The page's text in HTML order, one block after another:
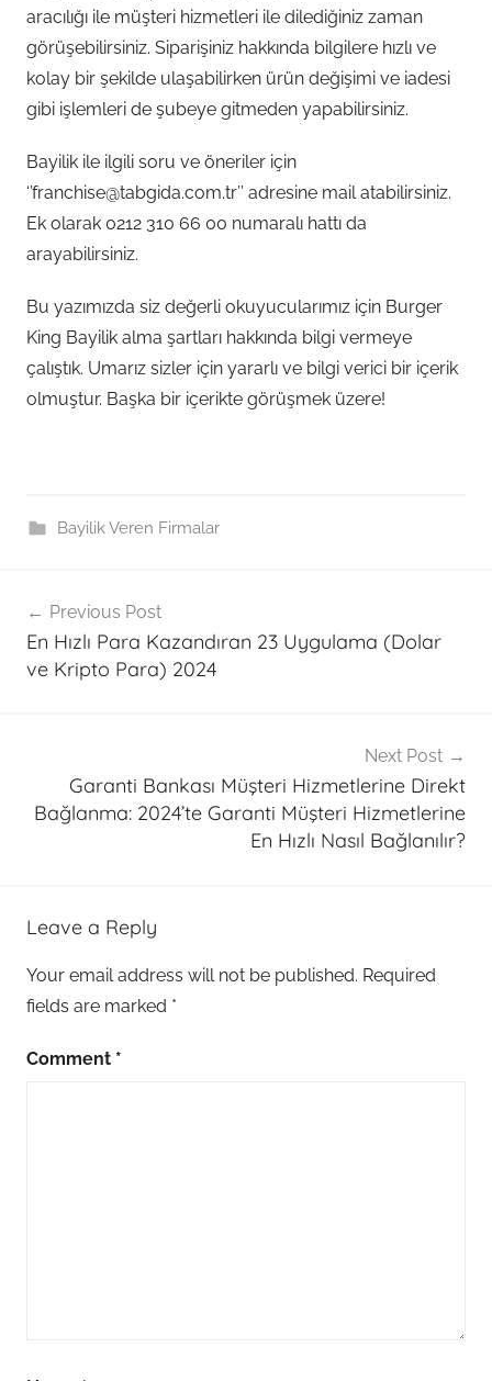
aracılığı ile müşteri hizmetleri ile dilediğiniz zaman
görüşebilirsiniz. Siparişiniz hakkında bilgilere hızlı ve
kolay bir şekilde ulaşabilirken ürün değişimi ve iadesi
gibi işlemleri de şubeye gitmeden yapabilirsiniz.
Bayilik ile ilgili soru ve öneriler için
‘’franchise@tabgida.com.tr’’ adresine mail atabilirsiniz.
Ek olarak 0212 310 66 00 numaralı hattı da
arayabilirsiniz.
Bu yazımızda siz değerli okuyucularımız için Burger
King Bayilik alma şartları hakkında bilgi vermeye
çalıştık. Umarız sizler için yararlı ve bilgi verici bir içerik
olmuştur. Başka bir içerikte görüşmek üzere!
Bayilik Veren Firmalar
navigation
Previous Post
En Hızlı Para Kazandıran 23 Uygulama (Dolar
ve Kripto Para) 2024
Next Post
Garanti Bankası Müşteri Hizmetlerine Direkt
Bağlanma: 2024’te Garanti Müşteri Hizmetlerine
En Hızlı Nasıl Bağlanılır?
Leave a Reply
Your email address will not be published. Required
fields are marked *
Comment *